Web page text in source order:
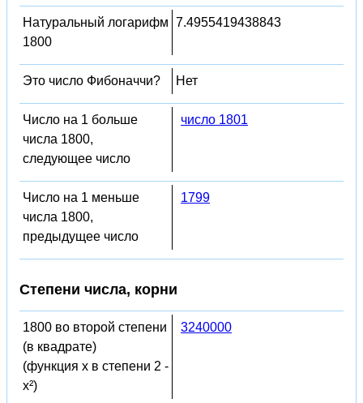
Натуральный логарифм
1800
7.4955419438843
Это число Фибоначчи? Нет
Число на 1 больше
числа 1800,
следующее число
число 1801
Число на 1 меньше
числа 1800,
предыдущее число
1799
Степени числа, корни
1800 во второй степени
(в квадрате)
(функция x в степени 2 -
x²)
3240000